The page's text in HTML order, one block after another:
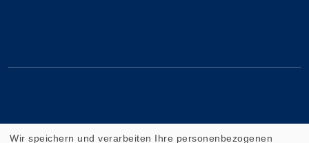
Wir speichern und verarbeiten Ihre personenbezogenen